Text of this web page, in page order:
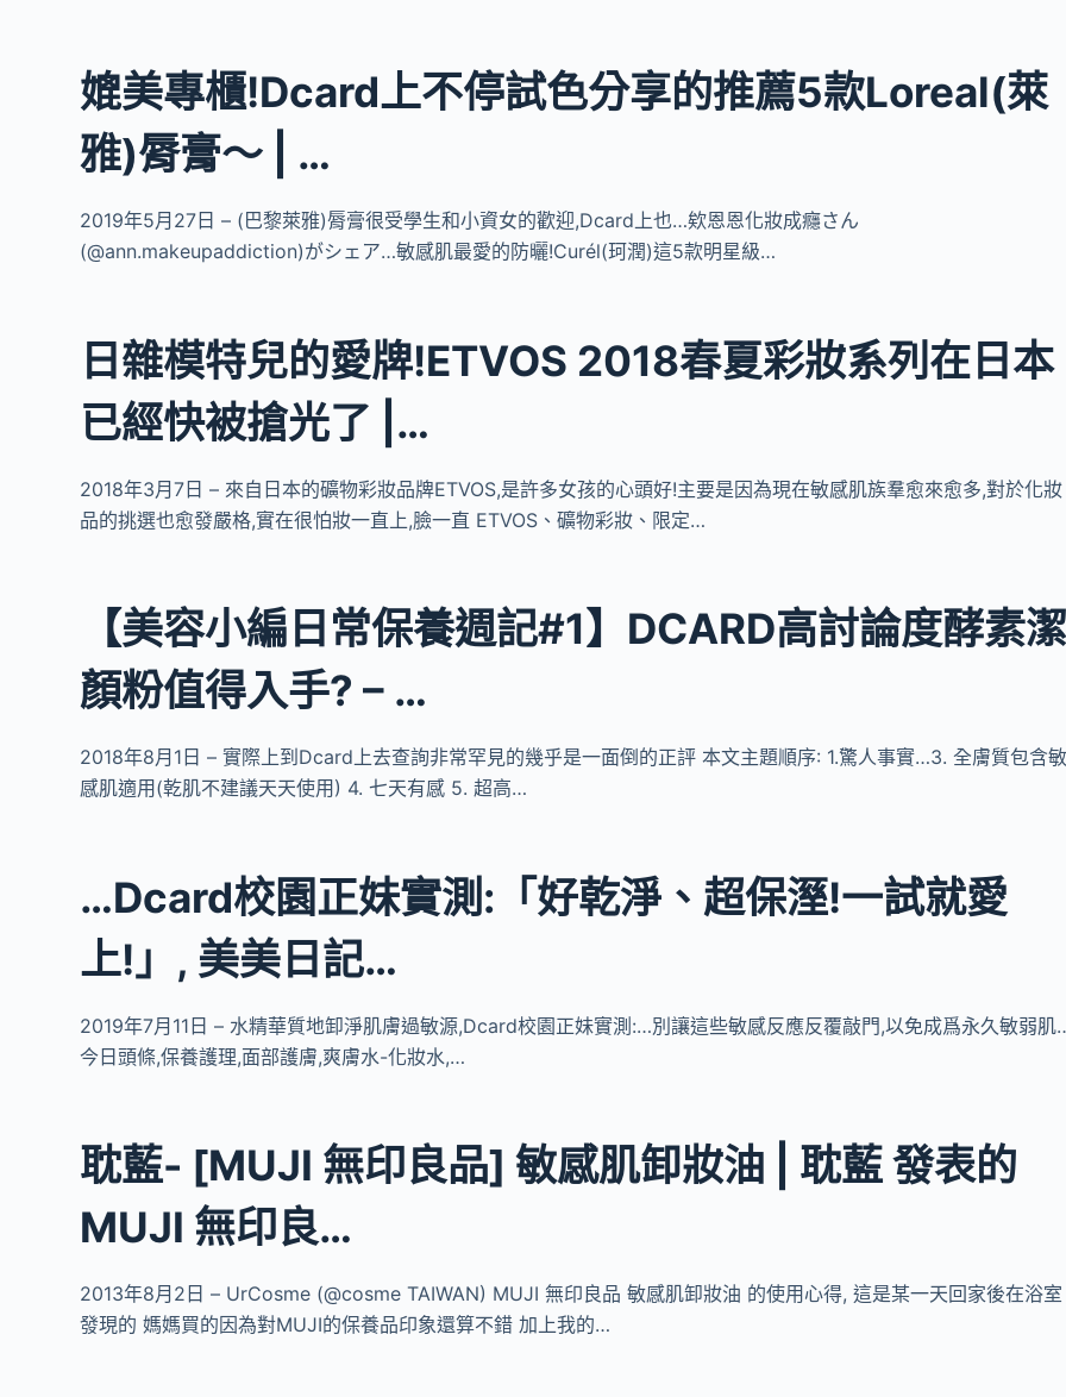
媲美專櫃!Dcard上不停試色分享的推薦5款Loreal(萊
雅)脣膏～ | …
2019年5月27日 – (巴黎萊雅)脣膏很受學生和小資女的歡迎,Dcard上也…欸恩恩化妝成癮さん
(@ann.makeupaddiction)がシェア…敏感肌最愛的防曬!Curél(珂潤)這5款明星級…
日雜模特兒的愛牌!ETVOS 2018春夏彩妝系列在日本
已經快被搶光了 |…
2018年3月7日 – 來自日本的礦物彩妝品牌ETVOS,是許多女孩的心頭好!主要是因為現在敏感肌族羣愈來愈多,對於化妝
品的挑選也愈發嚴格,實在很怕妝一直上,臉一直 ETVOS、礦物彩妝、限定…
【美容小編日常保養週記#1】DCARD高討論度酵素
顏粉值得入手? – …
2018年8月1日 – 實際上到Dcard上去查詢非常罕見的幾乎是一面倒的正評 本文主題順序: 1.驚人事實…3. 全膚質包含
感肌適用(乾肌不建議天天使用) 4. 七天有感 5. 超高…
…Dcard校園正妹實測:「好乾淨、超保溼!一試就愛
上!」, 美美日記…
2019年7月11日 – 水精華質地卸淨肌膚過敏源,Dcard校園正妹實測:…別讓這些敏感反應反覆敲門,以免成爲永久敏弱肌
今日頭條,保養護理,面部護膚,爽膚水-化妝水,…
耽藍- [MUJI 無印良品] 敏感肌卸妝油 | 耽藍 發表的
MUJI 無印良…
2013年8月2日 – UrCosme (@cosme TAIWAN) MUJI 無印良品 敏感肌卸妝油 的使用心得, 這是某一天回家後在浴室
發現的 媽媽買的因為對MUJI的保養品印象還算不錯 加上我的…